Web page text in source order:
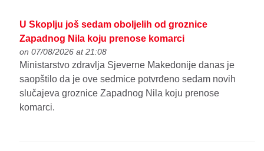
U Skoplju još sedam oboljelih od groznice
Zapadnog Nila koju prenose komarci
on 07/08/2026 at 21:08
Ministarstvo zdravlja Sjeverne Makedonije danas je
saopštilo da je ove sedmice potvrđeno sedam novih
slučajeva groznice Zapadnog Nila koju prenose
komarci.